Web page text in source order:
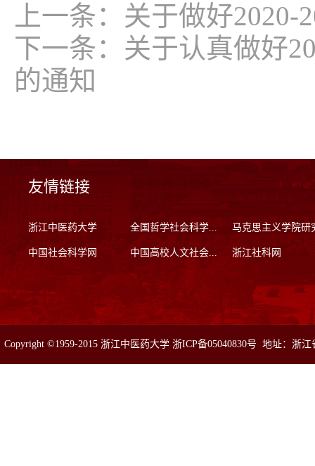
上一条： 关于做好2020-
下一条： 关于认真做好
的通知
友情链接
浙江中医药大学 全国哲学社会科学... 马克思主义学院研
中国社会科学网 中国高校人文社会... 浙江社科网
Copyright ©1959-2015 浙江中医药大学 浙ICP备05040830号 地址：浙